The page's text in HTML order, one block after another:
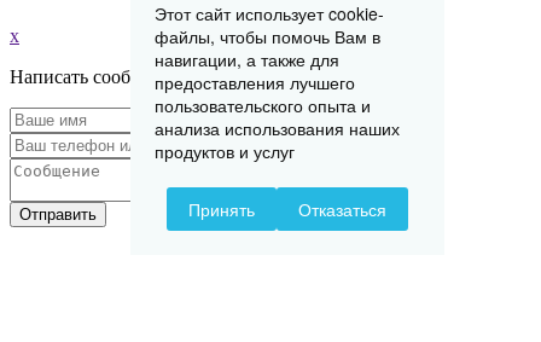
x
Написать сообщение
Отправить
Этот сайт использует cookie-
файлы, чтобы помочь Вам в
навигации, а также для
предоставления лучшего
пользовательского опыта и
анализа использования наших
продуктов и услуг
Принять Отказаться